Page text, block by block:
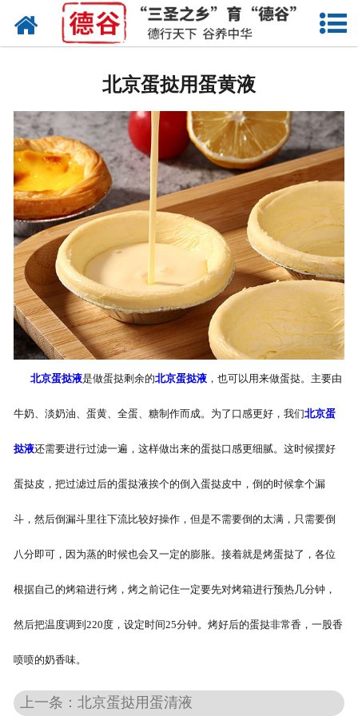
网站首页
北京卤蛋
北京茶叶蛋
北京蛋壳粉
北京溏心蛋
北京鸡蛋干
北京蛋粉
北京煎蛋
北京蛋挞用蛋黄液
北京蛋挞液是做蛋挞剩余的北京蛋挞液，也可以用来做蛋挞。主要由
牛奶、淡奶油、蛋黄、全蛋、糖制作而成。为了口感更好，我们北京蛋
挞液还需要进行过滤一遍，这样做出来的蛋挞口感更细腻。这时候摆好
蛋挞皮，把过滤过后的蛋挞液挨个的倒入蛋挞皮中，倒的时候拿个漏
斗，然后倒漏斗里往下流比较好操作，但是不需要倒的太满，只需要倒
八分即可，因为蒸的时候也会又一定的膨胀。接着就是烤蛋挞了，各位
根据自己的烤箱进行烤，烤之前记住一定要先对烤箱进行预热几分钟，
然后把温度调到220度，设定时间25分钟。烤好后的蛋挞非常香，一股香
喷喷的奶香味。
上一条：北京蛋挞用蛋清液